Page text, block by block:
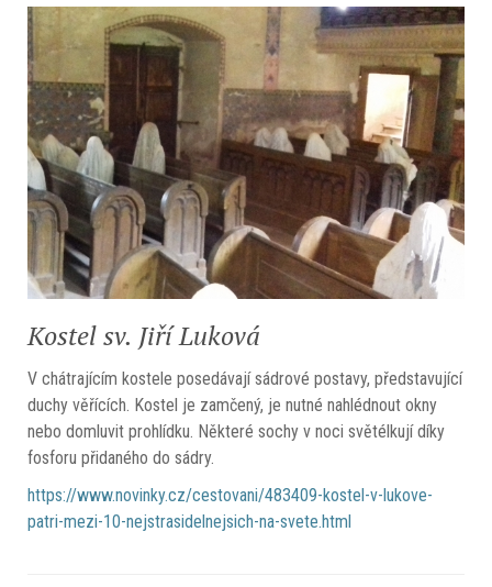
Kostel sv. Jiří Luková
V chátrajícím kostele posedávají sádrové postavy, představující
duchy věřících. Kostel je zamčený, je nutné nahlédnout okny
nebo domluvit prohlídku. Některé sochy v noci světélkují díky
fosforu přidaného do sádry.
https://www.novinky.cz/cestovani/483409-kostel-v-lukove-
patri-mezi-10-nejstrasidelnejsich-na-svete.html